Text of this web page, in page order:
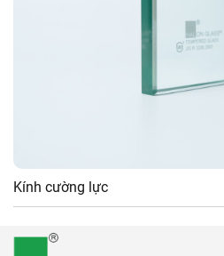
Kính cường lực